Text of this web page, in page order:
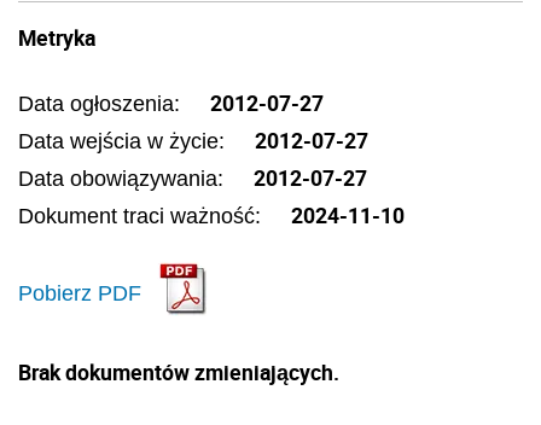
Metryka
Data ogłoszenia: 2012-07-27
Data wejścia w życie: 2012-07-27
Data obowiązywania: 2012-07-27
Dokument traci ważność: 2024-11-10
Pobierz PDF
Brak dokumentów zmieniających.